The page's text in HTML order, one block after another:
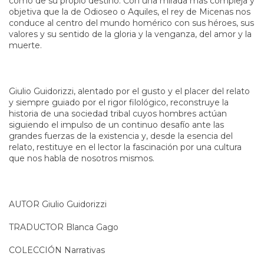
objetiva que la de Odioseo o Aquiles, el rey de Micenas nos
conduce al centro del mundo homérico con sus héroes, sus
valores y su sentido de la gloria y la venganza, del amor y la
muerte.
Giulio Guidorizzi, alentado por el gusto y el placer del relato
y siempre guiado por el rigor filológico, reconstruye la
historia de una sociedad tribal cuyos hombres actúan
siguiendo el impulso de un continuo desafío ante las
grandes fuerzas de la existencia y, desde la esencia del
relato, restituye en el lector la fascinación por una cultura
que nos habla de nosotros mismos.
AUTOR Giulio Guidorizzi
TRADUCTOR Blanca Gago
COLECCIÓN Narrativas